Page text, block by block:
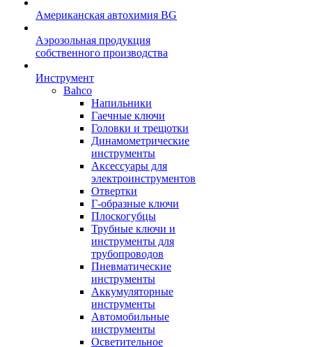
Американская автохимия BG
Аэрозольная продукция
собственного производства
Инструмент
Bahco
Напильники
Гаечные ключи
Головки и трещотки
Динамометрические
инструменты
Аксессуары для
электроинструментов
Отвертки
Г-образные ключи
Плоскогубцы
Трубные ключи и
инструменты для
трубопроводов
Пневматические
инструменты
Аккумуляторные
инструменты
Автомобильные
инструменты
Осветительное